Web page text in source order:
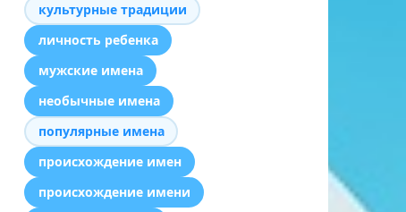
культурные традиции
личность ребенка
мужские имена
необычные имена
популярные имена
происхождение имен
происхождение имени